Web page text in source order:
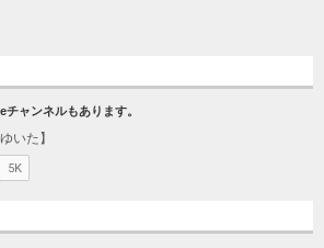
ャンネルもあります。